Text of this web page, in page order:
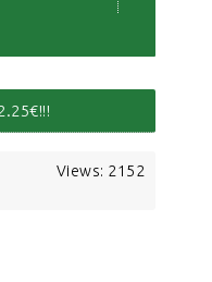
δώρο γούρι ΠΑΡ-
Views: 2152